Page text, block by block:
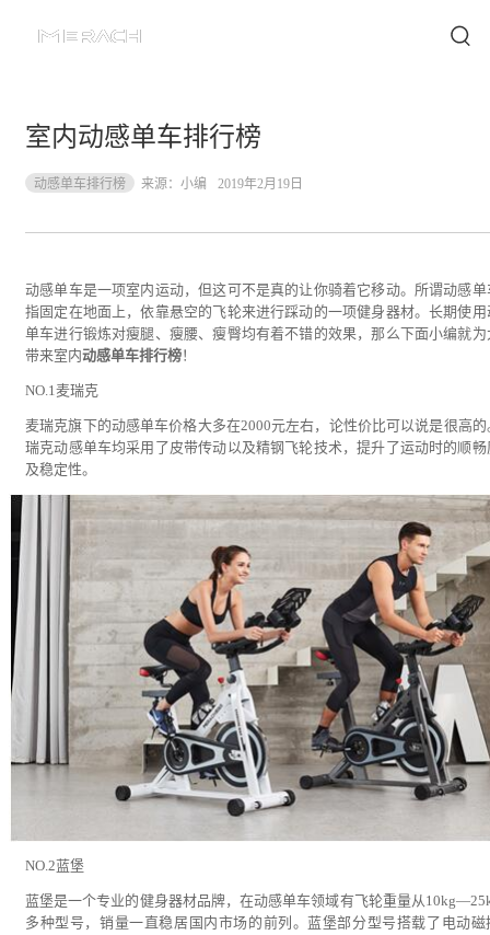
室内动感单车排行榜
动感单车排行榜 来源： 小编 2019年2月19日
动感单车是一项室内运动，但这可不是真的让你骑着它移动。所谓动感单
指固定在地面上，依靠悬空的飞轮来进行踩动的一项健身器材。长期使用
单车进行锻炼对瘦腿、瘦腰、瘦臀均有着不错的效果，那么下面小编就为
带来室内动感单车排行榜！
NO.1麦瑞克
麦瑞克旗下的动感单车价格大多在2000元左右，论性价比可以说是很高的
瑞克动感单车均采用了皮带传动以及精钢飞轮技术，提升了运动时的顺畅
及稳定性。
NO.2蓝堡
蓝堡是一个专业的健身器材品牌，在动感单车领域有飞轮重量从
多种型号，销量一直稳居国内市场的前列。蓝堡部分型号搭载了电动磁